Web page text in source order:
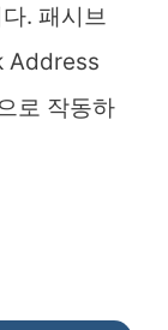
. 패시브
Address
로 작동하